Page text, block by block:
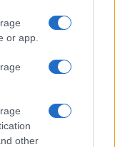
or app.
other
della lavanda